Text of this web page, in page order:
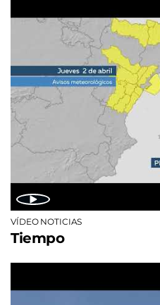
VÍDEO NOTICIAS
Tiempo